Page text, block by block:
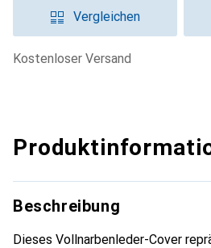
Vergleichen
kostenloser Versand
Beschreibung
Dieses Vollnarbenleder-Cover